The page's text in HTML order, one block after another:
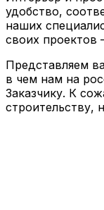
удобство,
наших
своих проектов
Представляем
в чем нам на
Заказчику. К
строительству,